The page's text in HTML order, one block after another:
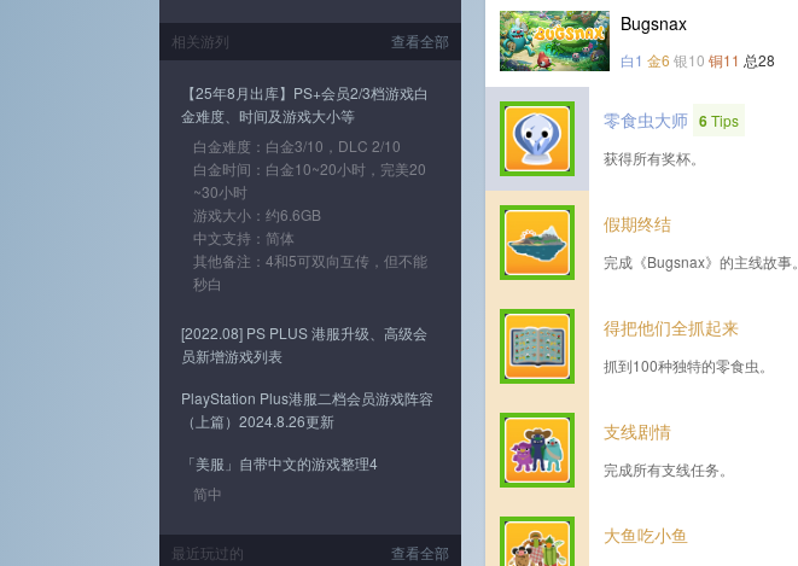
Bugsnax
白1 金6 银10 铜11 总28
零食虫大师 6Tips
获得所有奖杯。
假期终结
完成《Bugsnax》的主线故事。
得把他们全抓起来
抓到100种独特的零食虫。
支线剧情
完成所有支线任务。
大鱼吃小鱼
查看全部
相关游列
【25年8月出库】PS+会员2/3档游戏白
金难度、时间及游戏大小等
白金难度：白金3/10，DLC 2/10
白金时间：白金10~20小时，完美20
~30小时
游戏大小：约6.6GB
中文支持：简体
其他备注：4和5可双向互传，但不能
秒白
[2022.08] PS PLUS 港服升级、高级会
员新增游戏列表
PlayStation Plus港服二档会员游戏阵容
（上篇）2024.8.26更新
「美服」自带中文的游戏整理4
简中
查看全部
最近玩过的